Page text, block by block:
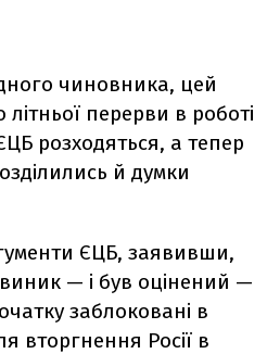
чиновника, цей
перерви в роботі
ЄЦБ розходяться, а тепер
й думки
ЄЦБ, заявивши,
— і був оцінений —
заблоковані в
вторгнення Росії в